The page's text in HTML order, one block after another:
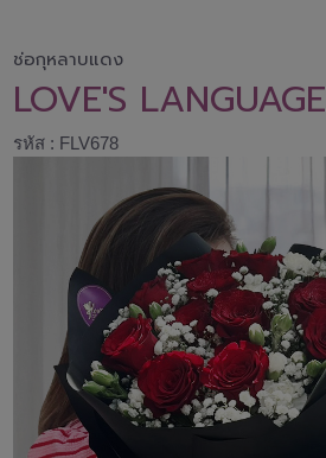
ช่อกุหลาบแดง
LOVE'S LANGUAGE
รหัส : FLV678